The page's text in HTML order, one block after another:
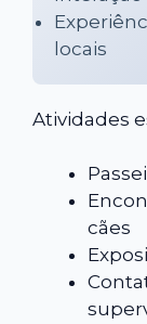
locais
Atividades
cães